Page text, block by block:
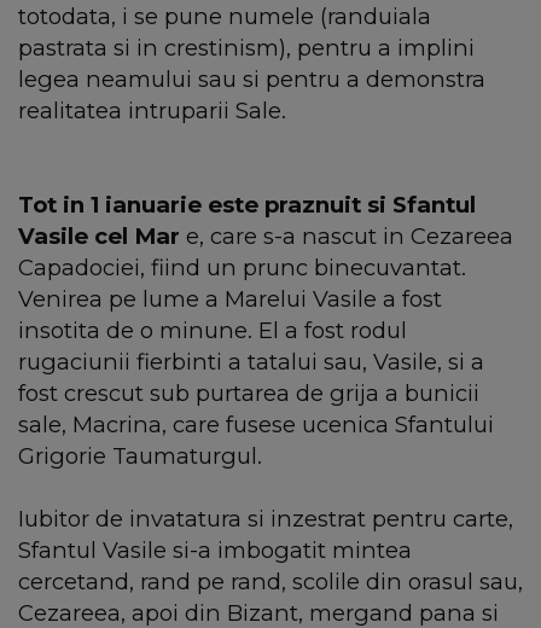
totodata, i se pune numele (randuiala
pastrata si in crestinism), pentru a implini
legea neamului sau si pentru a demonstra
realitatea intruparii Sale.
Tot in 1 ianuarie este praznuit si Sfantul
Vasile cel Mar e, care s-a nascut in Cezareea
Capadociei, fiind un prunc binecuvantat.
Venirea pe lume a Marelui Vasile a fost
insotita de o minune. El a fost rodul
rugaciunii fierbinti a tatalui sau, Vasile, si a
fost crescut sub purtarea de grija a bunicii
sale, Macrina, care fusese ucenica Sfantului
Grigorie Taumaturgul.
Iubitor de invatatura si inzestrat pentru carte,
Sfantul Vasile si-a imbogatit mintea
cercetand, rand pe rand, scolile din orasul sau,
Cezareea, apoi din Bizant, mergand pana si